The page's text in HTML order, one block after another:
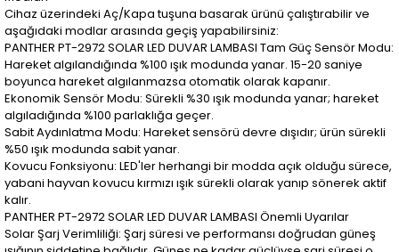
Cihaz üzerindeki Aç/Kapa tuşuna basarak ürünü çalıştırabilir ve
aşağıdaki modlar arasında geçiş yapabilirsiniz:
PANTHER PT-2972 SOLAR LED DUVAR LAMBASI Tam Güç Sensör Modu:
Hareket algılandığında %100 ışık modunda yanar. 15-20 saniye
boyunca hareket algılanmazsa otomatik olarak kapanır.
Ekonomik Sensör Modu: Sürekli %30 ışık modunda yanar; hareket
algıladığında %100 parlaklığa geçer.
Sabit Aydınlatma Modu: Hareket sensörü devre dışıdır; ürün sürekli
%50 ışık modunda sabit yanar.
Kovucu Fonksiyonu: LED'ler herhangi bir modda açık olduğu sürece,
yabani hayvan kovucu kırmızı ışık sürekli olarak yanıp sönerek aktif
kalır.
PANTHER PT-2972 SOLAR LED DUVAR LAMBASI Önemli Uyarılar
Solar Şarj Verimliliği: Şarj süresi ve performansı doğrudan güneş